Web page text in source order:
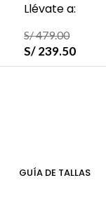
Llévate a:
S/479.00
S/239.50
GUÍA DE TALLAS